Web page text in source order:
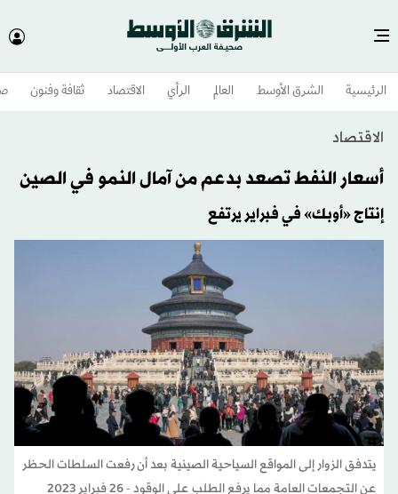
الرئيسية الشرق الأوسط​ العالم الرأي الاقتصاد ثقافة وفنون
الاقتصاد
أسعار النفط تصعد بدعم من آمال النمو في الصين
إنتاج «أوبك» في فبراير يرتفع
يتدفق الزوار إلى المواقع السياحية الصينية بعد أن رفعت السلطات الحظر
عن التجمعات العامة مما يرفع الطلب على الوقود - 26 فبراير 2023